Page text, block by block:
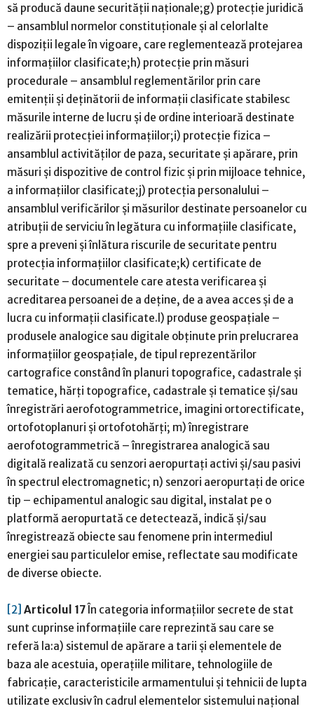
să producă daune securităţii naţionale;g) protecţie juridică
– ansamblul normelor constituţionale şi al celorlalte
dispoziţii legale în vigoare, care reglementează protejarea
informaţiilor clasificate;h) protecţie prin măsuri
procedurale – ansamblul reglementărilor prin care
emitenţii şi deţinătorii de informaţii clasificate stabilesc
măsurile interne de lucru şi de ordine interioară destinate
realizării protecţiei informaţiilor;i) protecţie fizica –
ansamblul activităţilor de paza, securitate şi apărare, prin
măsuri şi dispozitive de control fizic şi prin mijloace tehnice,
a informaţiilor clasificate;j) protecţia personalului –
ansamblul verificărilor şi măsurilor destinate persoanelor cu
atribuţii de serviciu în legătura cu informaţiile clasificate,
spre a preveni şi înlătura riscurile de securitate pentru
protecţia informaţiilor clasificate;k) certificate de
securitate – documentele care atesta verificarea şi
acreditarea persoanei de a deţine, de a avea acces şi de a
lucra cu informaţii clasificate.l) produse geospaţiale –
produsele analogice sau digitale obţinute prin prelucrarea
informaţiilor geospaţiale, de tipul reprezentărilor
cartografice constând în planuri topografice, cadastrale şi
tematice, hărţi topografice, cadastrale şi tematice şi/sau
înregistrări aerofotogrammetrice, imagini ortorectificate,
ortofotoplanuri şi ortofotohărţi; m) înregistrare
aerofotogrammetrică – înregistrarea analogică sau
digitală realizată cu senzori aeropurtaţi activi şi/sau pasivi
în spectrul electromagnetic; n) senzori aeropurtaţi de orice
tip – echipamentul analogic sau digital, instalat pe o
platformă aeropurtată ce detectează, indică şi/sau
înregistrează obiecte sau fenomene prin intermediul
energiei sau particulelor emise, reflectate sau modificate
de diverse obiecte.
[2] Articolul 17 În categoria informaţiilor secrete de stat
sunt cuprinse informaţiile care reprezintă sau care se
referă la:a) sistemul de apărare a tarii şi elementele de
baza ale acestuia, operaţiile militare, tehnologiile de
fabricaţie, caracteristicile armamentului şi tehnicii de lupta
utilizate exclusiv în cadrul elementelor sistemului naţional